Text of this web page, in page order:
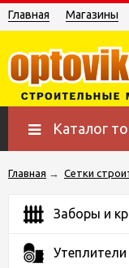
Главная Магазины
Каталог
Главная → Сетки
Заборы и
Утеплители